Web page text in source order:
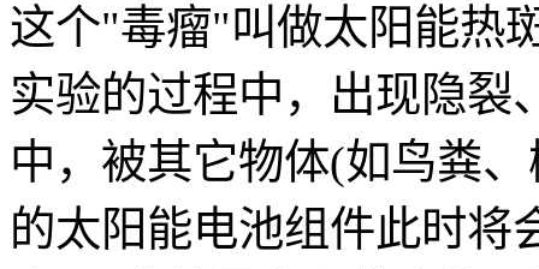
这个"毒瘤"叫做太阳能热
实验的过程中，出现隐裂
中，被其它物体(如鸟粪
的太阳能电池组件此时将